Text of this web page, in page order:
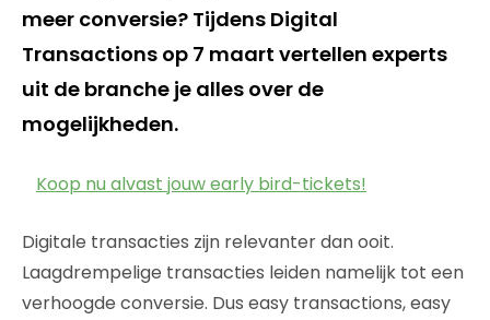
meer conversie? Tijdens Digital
Transactions op 7 maart vertellen experts
uit de branche je alles over de
mogelijkheden.
Koop nu alvast jouw early bird-tickets!
Digitale transacties zijn relevanter dan ooit.
Laagdrempelige transacties leiden namelijk tot een
verhoogde conversie. Dus easy transactions, easy